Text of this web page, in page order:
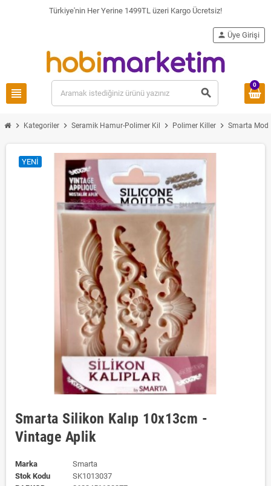
Türkiye'nin Her Yerine 1499TL üzeri Kargo Ücretsiz!
view_headline search
person Üye Girişi
0
chevron_right Kategoriler chevron_right Seramik Hamur-Polimer Kil chevron_right Polimer Killer chevron_right Smarta
YENI
Smarta Silikon Kalıp 10x13cm -
Vintage Aplik
Marka
Smarta
Stok Kodu
SK1013037